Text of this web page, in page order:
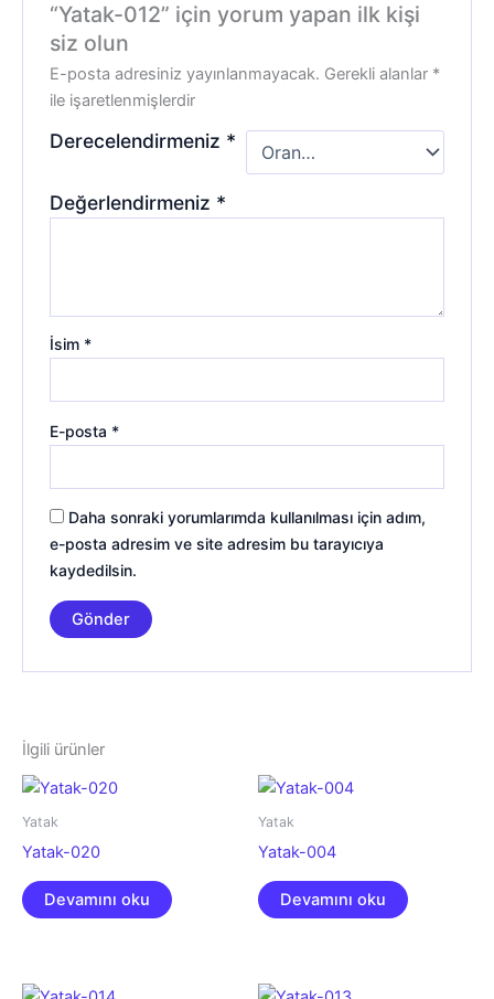
“Yatak-012” için yorum yapan ilk kişi
siz olun
E-posta adresiniz yayınlanmayacak. Gerekli alanlar *
ile işaretlenmişlerdir
Derecelendirmeniz *
Değerlendirmeniz *
İsim *
E-posta *
Daha sonraki yorumlarımda kullanılması için adım,
e-posta adresim ve site adresim bu tarayıcıya
kaydedilsin.
İlgili ürünler
Yatak
Yatak-020
Devamını oku
Yatak
Yatak-004
Devamını oku